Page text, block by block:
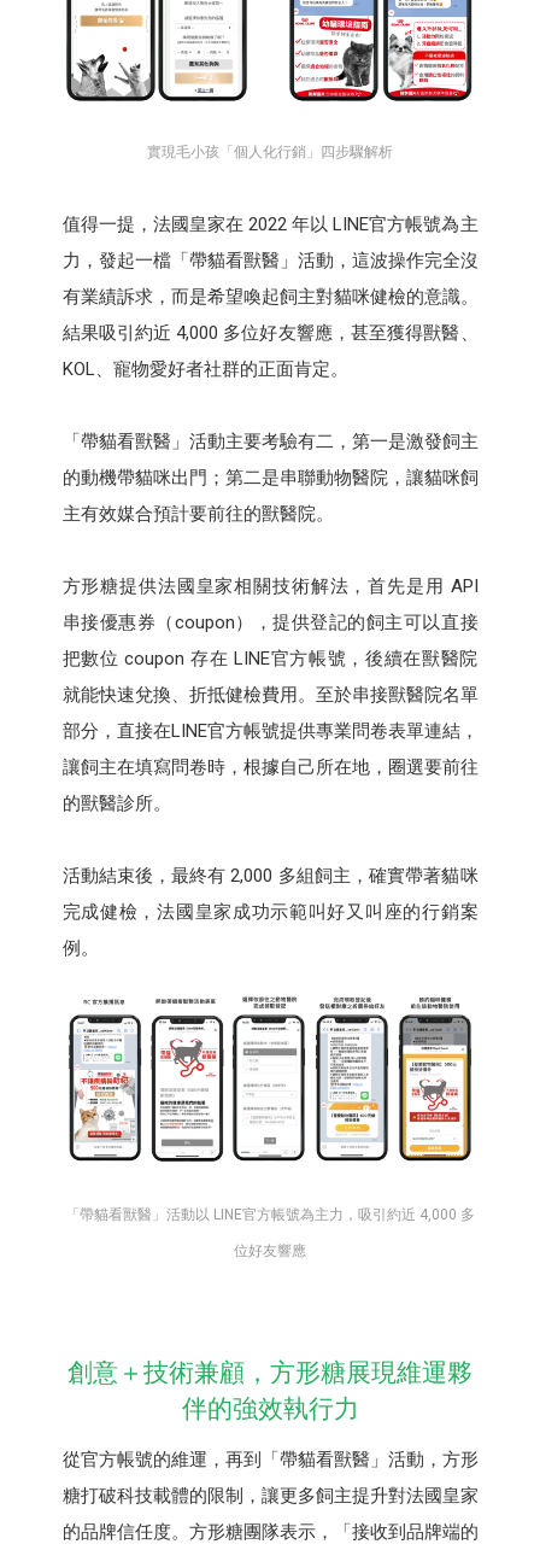
實現毛小孩「個人化行銷」四步驟解析
值得一提，法國皇家在 2022 年以 LINE官方帳號為主
力，發起一檔「帶貓看獸醫」活動，這波操作完全沒
有業績訴求，而是希望喚起飼主對貓咪健檢的意識。
結果吸引約近 4,000 多位好友響應，甚至獲得獸醫、
KOL、寵物愛好者社群的正面肯定。
「帶貓看獸醫」活動主要考驗有二，第一是激發飼主
的動機帶貓咪出門；第二是串聯動物醫院，讓貓咪飼
主有效媒合預計要前往的獸醫院。
方形糖提供法國皇家相關技術解法，首先是用 API
串接優惠券（coupon），提供登記的飼主可以直接
把數位 coupon 存在 LINE官方帳號，後續在獸醫院
就能快速兌換、折抵健檢費用。至於串接獸醫院名單
部分，直接在LINE官方帳號提供專業問卷表單連結，
讓飼主在填寫問卷時，根據自己所在地，圈選要前往
的獸醫診所。
活動結束後，最終有 2,000 多組飼主，確實帶著貓咪
完成健檢，法國皇家成功示範叫好又叫座的行銷案
例。
「帶貓看獸醫」活動以 LINE官方帳號為主力，吸引約近 4,000 多
位好友響應
創意＋技術兼顧，方形糖展現維運夥
伴的強效執行力
從官方帳號的維運，再到「帶貓看獸醫」活動，方形
糖打破科技載體的限制，讓更多飼主提升對法國皇家
的品牌信任度。方形糖團隊表示，「接收到品牌端的